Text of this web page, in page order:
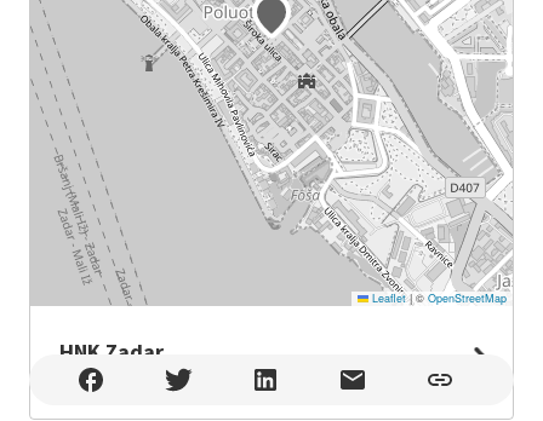
Leaflet |© OpenStreetMap
HNK Zadar
HNK Zadar , Zadar